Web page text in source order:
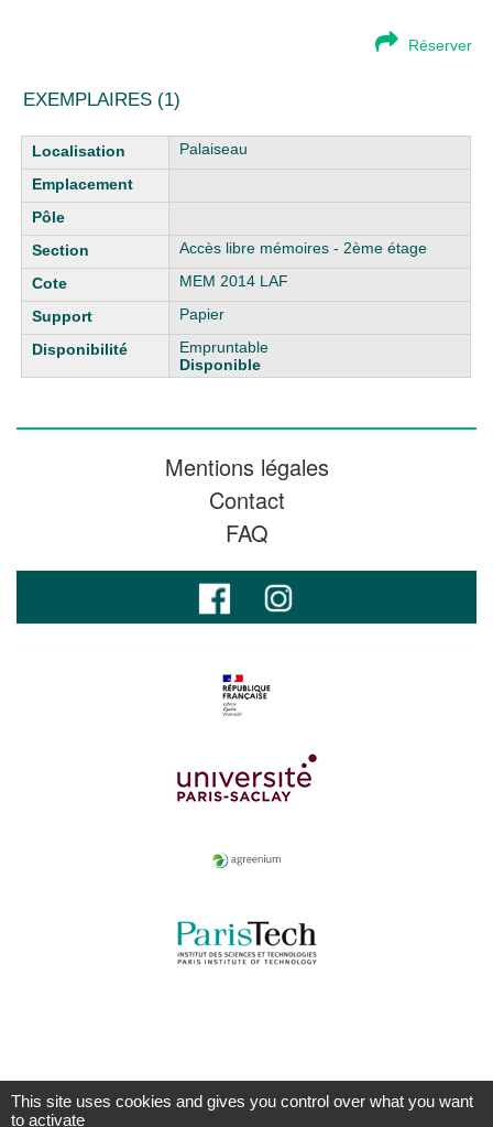
Réserver
EXEMPLAIRES (1)
Liste des exemplaires Palaiseau
Accès libre mémoires - 2ème étage
MEM 2014 LAF
Papier
Empruntable
Disponible
Mentions légales
Contact
FAQ
This site uses cookies and gives you control over what you want
to activate